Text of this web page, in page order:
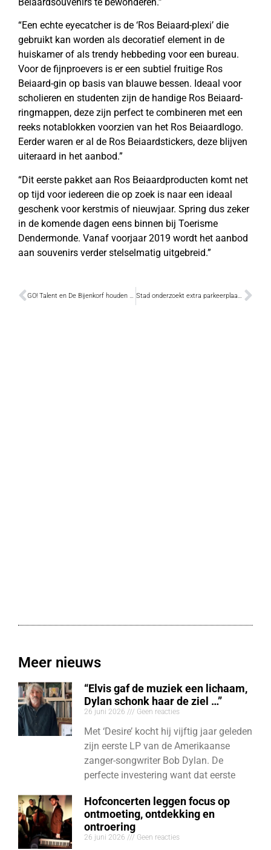
“Een echte eyecatcher is de ‘Ros Beiaard-plexi’ die
gebruikt kan worden als decoratief element in de
huiskamer of als trendy hebbeding voor een bureau.
Voor de fijnproevers is er een subtiel fruitige Ros
Beiaard-gin op basis van blauwe bessen. Ideaal voor
scholieren en studenten zijn de handige Ros Beiaard-
ringmappen, deze zijn perfect te combineren met een
reeks notablokken voorzien van het Ros Beiaardlogo.
Eerder waren er al de Ros Beiaardstickers, deze blijven
uiteraard in het aanbod.”
“Dit eerste pakket aan Ros Beiaardproducten komt net
op tijd voor iedereen die op zoek is naar een ideaal
geschenk voor kerstmis of nieuwjaar. Spring dus zeker
in de komende dagen eens binnen bij Toerisme
Dendermonde. Vanaf voorjaar 2019 wordt het aanbod
aan souvenirs verder stelselmatig uitgebreid.”
GO! Talent en De Bijenkorf houden eigen Warmste Week Stad onderzoekt extra parkeerplaatsen op site Abdijschool
Meer nieuws
“Elvis gaf de muziek een lichaam,
Dylan schonk haar de ziel …”
26 juni 2026 Geen reacties
Met ‘Desire’ kocht hij vijftig jaar geleden
zijn eerste LP van de Amerikaanse
zanger-songwriter Bob Dylan. De
perfecte investering want dat eerste
Hofconcerten leggen focus op
ontmoeting, ontdekking en
ontroering
26 juni 2026 Geen reacties